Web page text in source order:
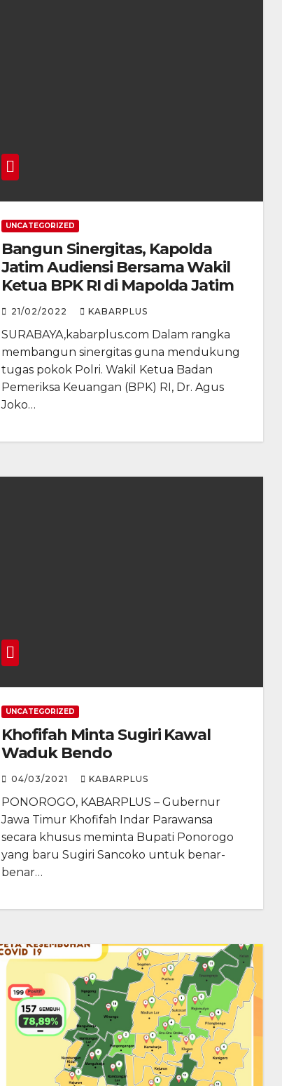
UNCATEGORIZED
Bangun Sinergitas, Kapolda
Jatim Audiensi Bersama Wakil
Ketua BPK RI di Mapolda Jatim
21/02/2022 KABARPLUS
SURABAYA,kabarplus.com Dalam rangka
membangun sinergitas guna mendukung
tugas pokok Polri. Wakil Ketua Badan
Pemeriksa Keuangan (BPK) RI, Dr. Agus
Joko…
UNCATEGORIZED
Khofifah Minta Sugiri Kawal
Waduk Bendo
04/03/2021 KABARPLUS
PONOROGO, KABARPLUS – Gubernur
Jawa Timur Khofifah Indar Parawansa
secara khusus meminta Bupati Ponorogo
yang baru Sugiri Sancoko untuk benar-
benar…